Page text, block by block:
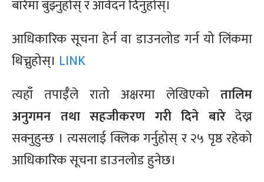
बारेमा बुझ्नुहोस् र आवेदन दिनुहोस्।
आधिकारिक सूचना हेर्न वा डाउनलोड गर्न यो लिंकमा
थिच्नुहोस्। LINK
त्यहाँ तपाईँले रातो अक्षरमा लेखिएको तालिम
अनुगमन तथा सहजीकरण गरी दिने बारेदेख्न
सक्नुहुन्छ । त्यसलाई क्लिक गर्नुहोस् र २५ पृष्ठ रहेको
आधिकारिक सूचना डाउनलोड हुनेछ।